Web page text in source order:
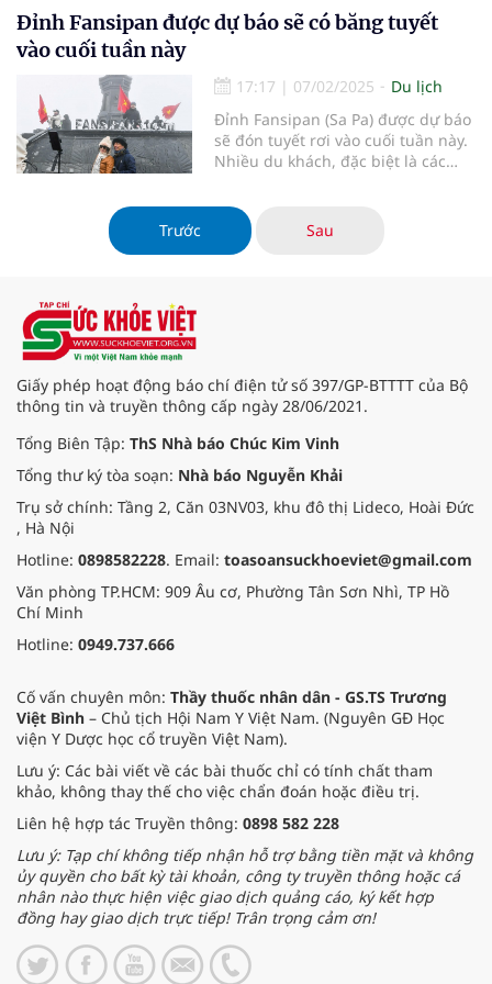
Đỉnh Fansipan được dự báo sẽ có băng tuyết
vào cuối tuần này
17:17 | 07/02/2025
Du lịch
Đỉnh Fansipan (Sa Pa) được dự báo
sẽ đón tuyết rơi vào cuối tuần này.
Nhiều du khách, đặc biệt là các
thích tuyết, đang háo hức lên kế
hoạch chinh phục đỉnh cao, để săn
lùng những khoảnh khắc tuyệt đẹp
Trước Sau
Giấy phép hoạt động báo chí điện tử số 397/GP-BTTTT của Bộ
thông tin và truyền thông cấp ngày 28/06/2021.
Tổng Biên Tập: ThS Nhà báo Chúc Kim Vinh
Tổng thư ký tòa soạn: Nhà báo Nguyễn Khải
Trụ sở chính: Tầng 2, Căn 03NV03, khu đô thị Lideco, Hoài Đức
, Hà Nội
Hotline: 0898582228. Email: toasoansuckhoeviet@gmail.com
Văn phòng TP.HCM: 909 Âu cơ, Phường Tân Sơn Nhì, TP Hồ
Chí Minh
Hotline: 0949.737.666
Cố vấn chuyên môn: Thầy thuốc nhân dân - GS.TS Trương
Việt Bình – Chủ tịch Hội Nam Y Việt Nam. (Nguyên GĐ Học
viện Y Dược học cổ truyền Việt Nam).
Lưu ý: Các bài viết về các bài thuốc chỉ có tính chất tham
khảo, không thay thế cho việc chẩn đoán hoặc điều trị.
Liên hệ hợp tác Truyền thông: 0898 582 228
Lưu ý: Tạp chí không tiếp nhận hỗ trợ bằng tiền mặt và không
ủy quyền cho bất kỳ tài khoản, công ty truyền thông hoặc cá
nhân nào thực hiện việc giao dịch quảng cáo, ký kết hợp
đồng hay giao dịch trực tiếp! Trân trọng cảm ơn!